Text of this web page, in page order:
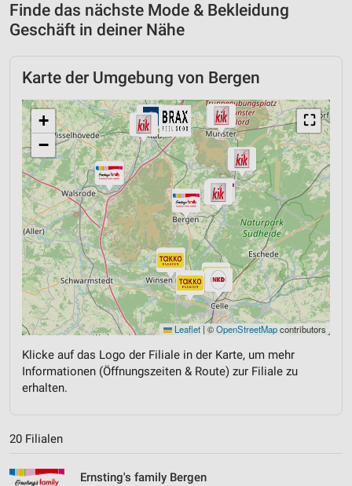
Finde das nächste Mode & Bekleidung
Geschäft in deiner Nähe
Karte der Umgebung von Bergen
⛶
+
−
Leaflet | ©OpenStreetMapcontributors
Klicke auf das Logo der Filiale in der Karte, um mehr
Informationen (Öffnungszeiten & Route) zur Filiale zu
erhalten.
20 Filialen
Ernsting's family Bergen